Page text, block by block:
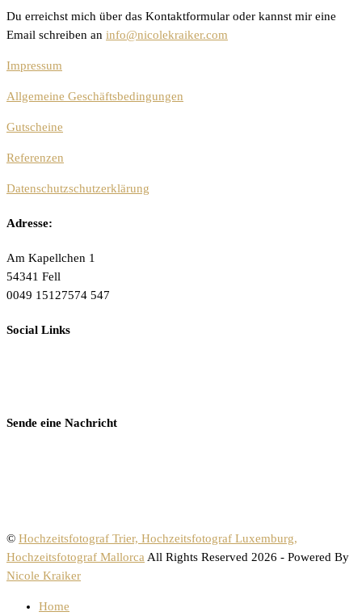
Du erreichst mich über das Kontaktformular oder kannst mir eine
Email schreiben an info@nicolekraiker.com
Impressum
Allgemeine Geschäftsbedingungen
Gutscheine
Referenzen
Datenschutzschutzerklärung
Adresse:
Am Kapellchen 1
54341 Fell
0049 15127574 547
Social Links
Sende eine Nachricht
© Hochzeitsfotograf Trier, Hochzeitsfotograf Luxemburg,
Hochzeitsfotograf Mallorca All Rights Reserved 2026 - Powered By
Nicole Kraiker
Home